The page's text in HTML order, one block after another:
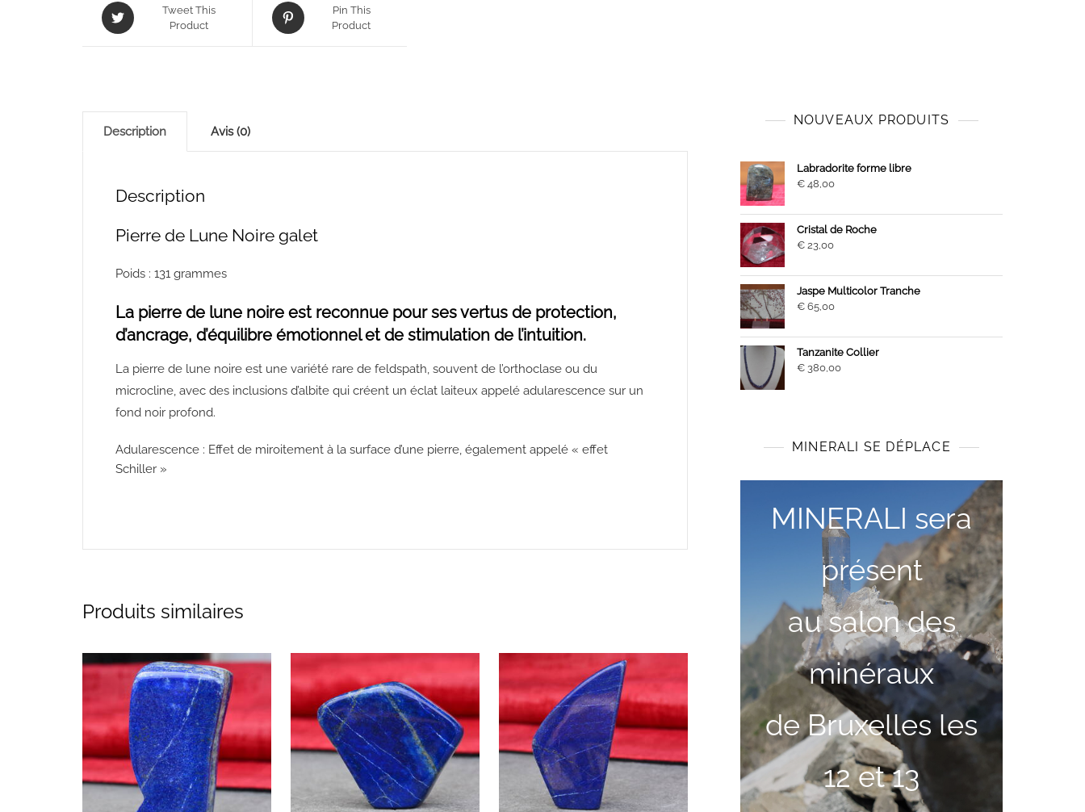
Tweet This
Product
Pin This
Product
Description Avis (0)
Description
Pierre de Lune Noire galet
Poids : 131 grammes
La pierre de lune noire est reconnue pour ses vertus de protection,
d’ancrage, d’équilibre émotionnel et de stimulation de l’intuition.
La pierre de lune noire est une variété rare de feldspath, souvent de l’orthoclase ou du
microcline, avec des inclusions d’albite qui créent un éclat laiteux appelé adularescence sur un
fond noir profond.
Adularescence : Effet de miroitement à la surface d’une pierre, également appelé « effet
Schiller »
Produits similaires
NOUVEAUX PRODUITS
Labradorite forme libre
€ 48,00
Cristal de Roche
€ 23,00
Jaspe Multicolor Tranche
€ 65,00
Tanzanite Collier
€ 380,00
MINERALI SE DÉPLACE
MINERALI sera
présent
au salon des
minéraux
de Bruxelles les
12 et 13